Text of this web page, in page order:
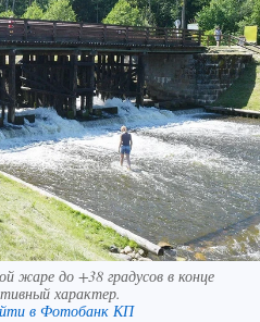
жаре до +38 градусов в конце
характер.
в Фотобанк КП